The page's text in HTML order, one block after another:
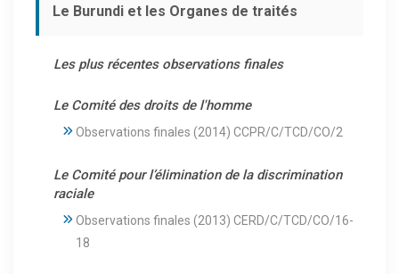
Le Burundi et les Organes de traités
Les plus récentes observations finales
Le Comité des droits de l'homme
Observations finales (2014) CCPR/C/TCD/CO/2
Le Comité pour l’élimination de la discrimination
raciale
Observations finales (2013) CERD/C/TCD/CO/16-
18